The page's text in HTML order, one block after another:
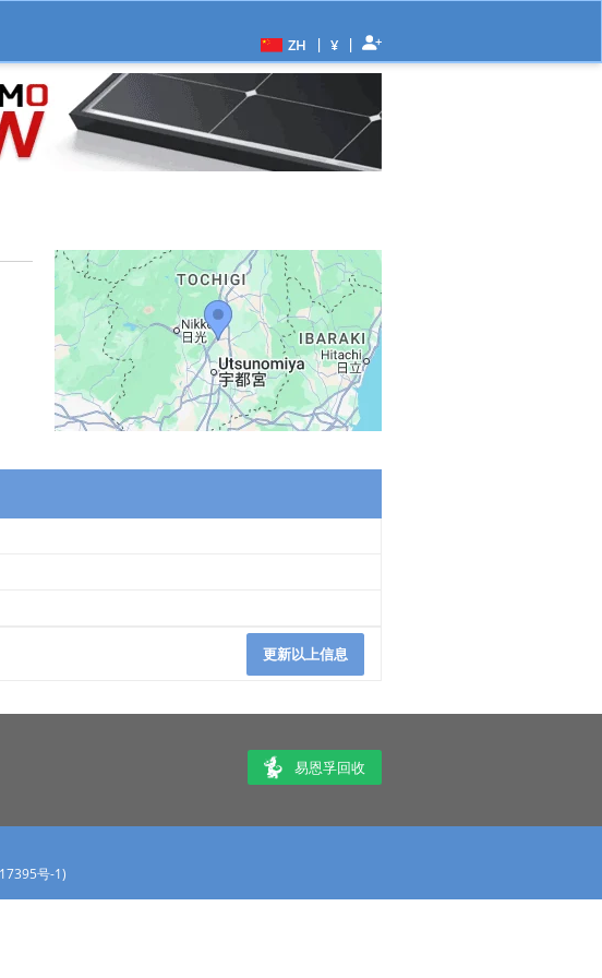
ZH | ¥ |
更新以上信息
易恩孚回收
号-1)